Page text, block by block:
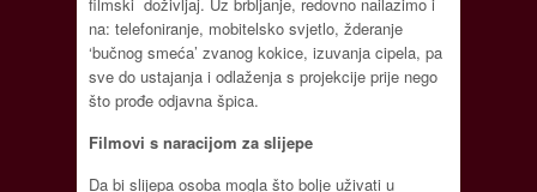
na: telefoniranje, mobitelsko svjetlo, žderanje
‘bučnog smeća’ zvanog kokice, izuvanja cipela, pa
sve do ustajanja i odlaženja s projekcije prije nego
što prođe odjavna špica.
Filmovi s naracijom za slijepe
Da bi slijepa osoba mogla što bolje uživati u